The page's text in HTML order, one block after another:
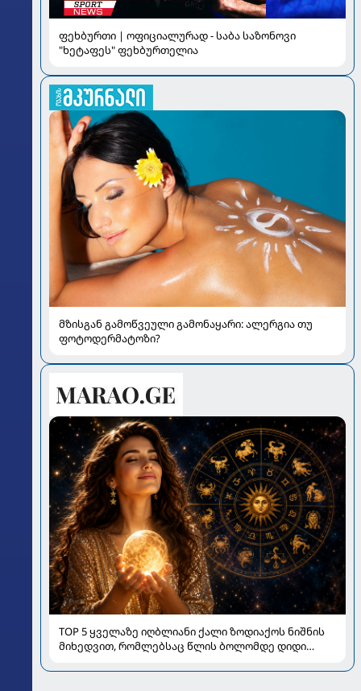
ფეხბურთი | ოფიციალურად - საბა საზონოვი
"ხეტაფეს" ფეხბურთელია
მზისგან გამოწვეული გამონაყარი: ალერგია თუ
ფოტოდერმატოზი?
TOP 5 ყველაზე იღბლიანი ქალი ზოდიაქოს ნიშნის
მიხედვით, რომლებსაც წლის ბოლომდე დიდი